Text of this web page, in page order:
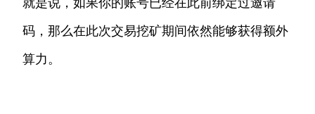
码，那么在此次交易挖矿期间依然能够获得额外
算力。